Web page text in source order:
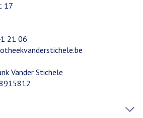
17
21 06
Vander Stichele